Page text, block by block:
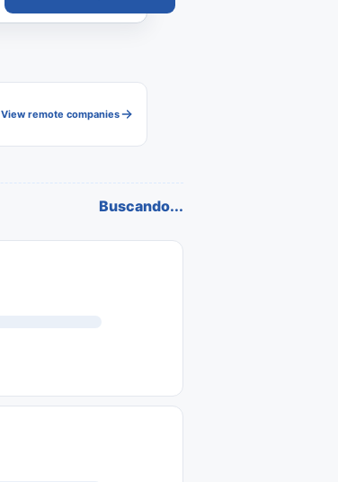
View remote companies
Buscando...